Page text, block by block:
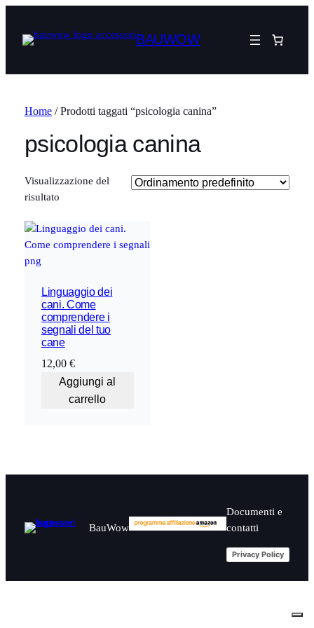
BAUWOW
Home/ Prodotti taggati “psicologia canina”
psicologia canina
Visualizzazione del
risultato
Linguaggio dei
cani. Come
comprendere i
segnali del tuo
cane
12,00 €
Aggiungi al
carrello
BauWow
Documenti e
contatti
Privacy Policy